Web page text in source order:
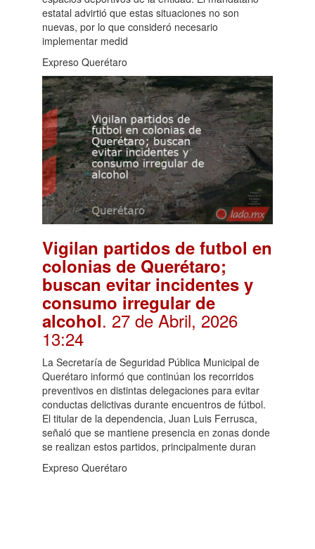
estatal advirtió que estas situaciones no son
nuevas, por lo que consideró necesario
implementar medid
Expreso Querétaro
Vigilan partidos de futbol en
colonias de Querétaro;
buscan evitar incidentes y
consumo irregular de
alcohol. 27 de Abril, 2026
13:24
La Secretaría de Seguridad Pública Municipal de
Querétaro informó que continúan los recorridos
preventivos en distintas delegaciones para evitar
conductas delictivas durante encuentros de fútbol.
El titular de la dependencia, Juan Luis Ferrusca,
señaló que se mantiene presencia en zonas donde
se realizan estos partidos, principalmente duran
Expreso Querétaro